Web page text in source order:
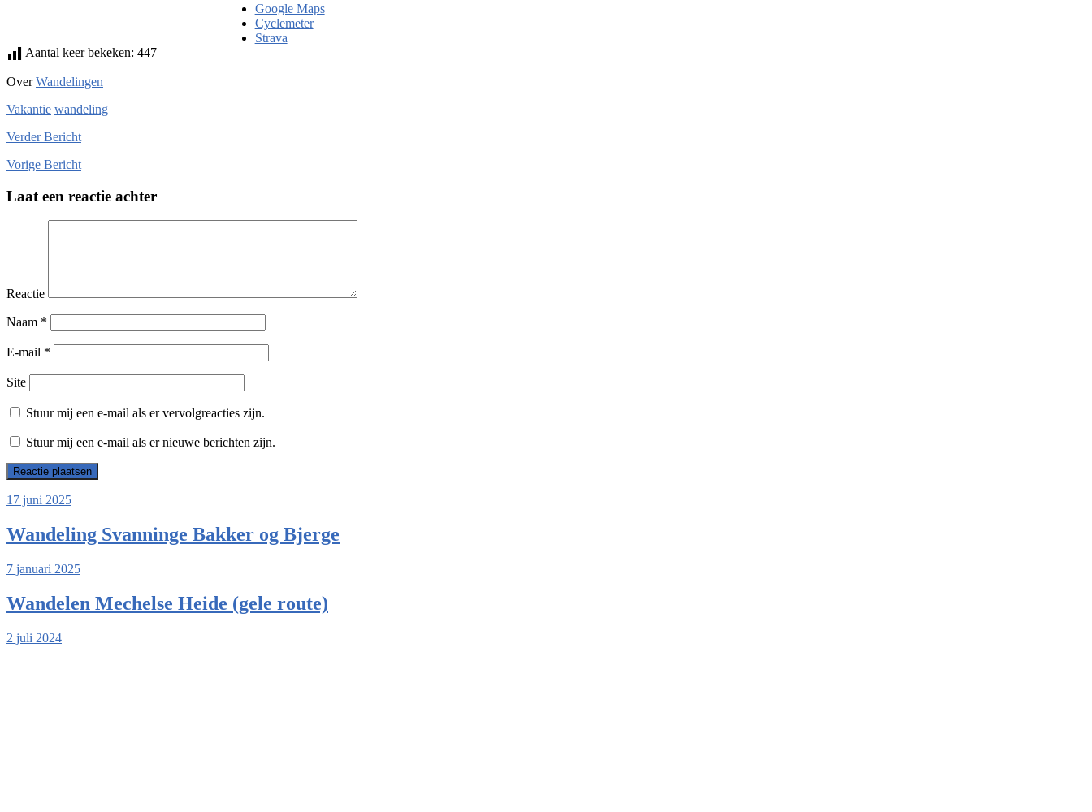
Google Maps
Cyclemeter
Strava
Aantal keer bekeken: 447
OverWandelingen
Vakantie wandeling
VerderBericht
Vorige Bericht
Laat een reactie achter
Reactie
Naam *
E-mail *
Site
Stuur mij een e-mail als er vervolgreacties zijn.
Stuur mij een e-mail als er nieuwe berichten zijn.
17 juni 2025
Wandeling Svanninge Bakker og Bjerge
7 januari 2025
Wandelen Mechelse Heide (gele route)
2 juli 2024